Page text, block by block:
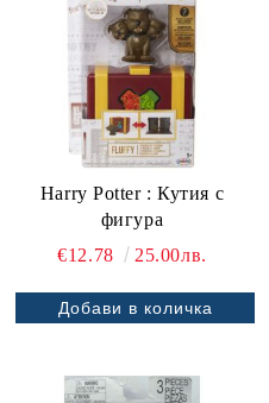
Harry Potter : Кутия с
фигура
€12.78
25.00лв.